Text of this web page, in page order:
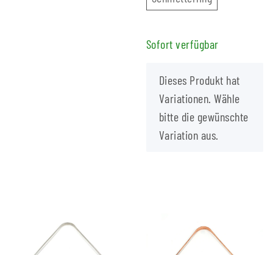
Sofort verfügbar
x
Dieses Produkt hat
Variationen. Wähle
bitte die gewünschte
Variation aus.